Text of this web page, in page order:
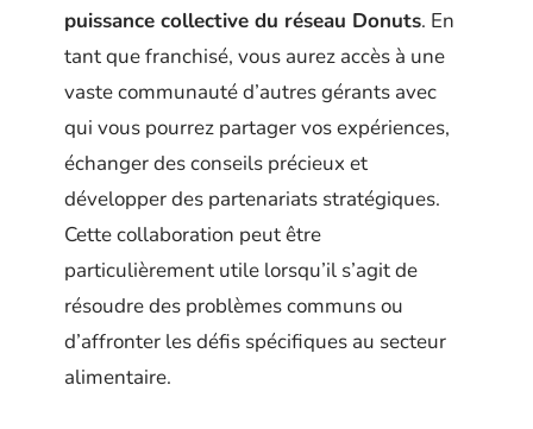
puissance collective du réseau Donuts. En
tant que franchisé, vous aurez accès à une
vaste communauté d’autres gérants avec
qui vous pourrez partager vos expériences,
échanger des conseils précieux et
développer des partenariats stratégiques.
Cette collaboration peut être
particulièrement utile lorsqu’il s’agit de
résoudre des problèmes communs ou
d’affronter les défis spécifiques au secteur
alimentaire.